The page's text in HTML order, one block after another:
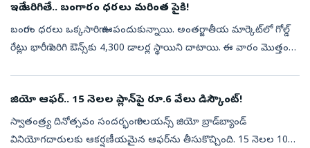
ఇదే జరిగితే.. బంగారం ధరలు మరింత పైకి!
బంగారం ధరలు ఒక్కసారిగా ఊపందుకున్నాయి. అంతర్జాతీయ మార్కెట్‌లో గోల్డ్
రేట్లు భారీగా పెరిగి ఔన్స్‌కు 4,300 డాలర్ల స్థాయిని దాటాయి. ఈ వారం మొత్తం
జియో ఆఫర్‌.. 15 నెలల ప్లాన్‌పై రూ.6 వేలు డిస్కౌంట్‌!
స్వాతంత్ర్య దినోత్సవం సందర్భంగా రిలయన్స్ జియో బ్రాడ్‌బ్యాండ్
వినియోగదారులకు ఆకర్షణీయమైన ఆఫర్‌ను తీసుకొచ్చింది. 15 నెలల 100